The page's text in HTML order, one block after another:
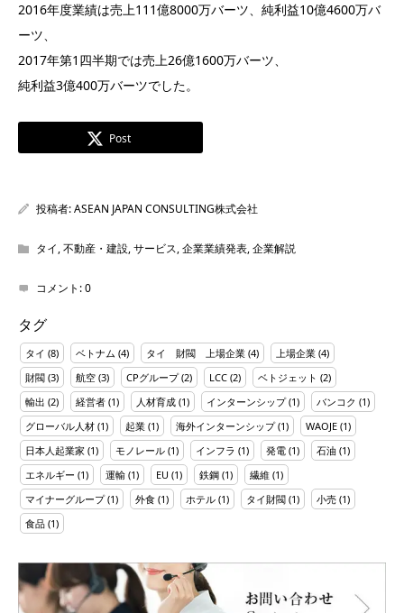
2016年度業績は売上111億8000万バーツ、純利益10億4600万バ
ーツ、
2017年第1四半期では売上26億1600万バーツ、
純利益3億400万バーツでした。
Post
投稿者:ASEAN JAPAN CONSULTING株式会社
タイ,不動産・建設,サービス,企業業績発表,企業解説
コメント:0
タグ
タイ (8) ベトナム (4) タイ 財閥 上場企業 (4) 上場企業 (4)
財閥 (3) 航空 (3) CPグループ(2) LCC (2) ベトジェット (2)
輸出 (2) 経営者 (1) 人材育成 (1) インターンシップ(1) バンコク (1)
グローバル人材 (1) 起業 (1) 海外インターンシップ(1) WAOJE (1)
日本人起業家 (1) モノレール (1) インフラ (1) 発電 (1) 石油 (1)
エネルギー (1) 運輸 (1) EU (1) 鉄鋼 (1) 繊維 (1)
マイナーグループ(1) 外食 (1) ホテル (1) タイ財閥 (1) 小売 (1)
食品 (1)